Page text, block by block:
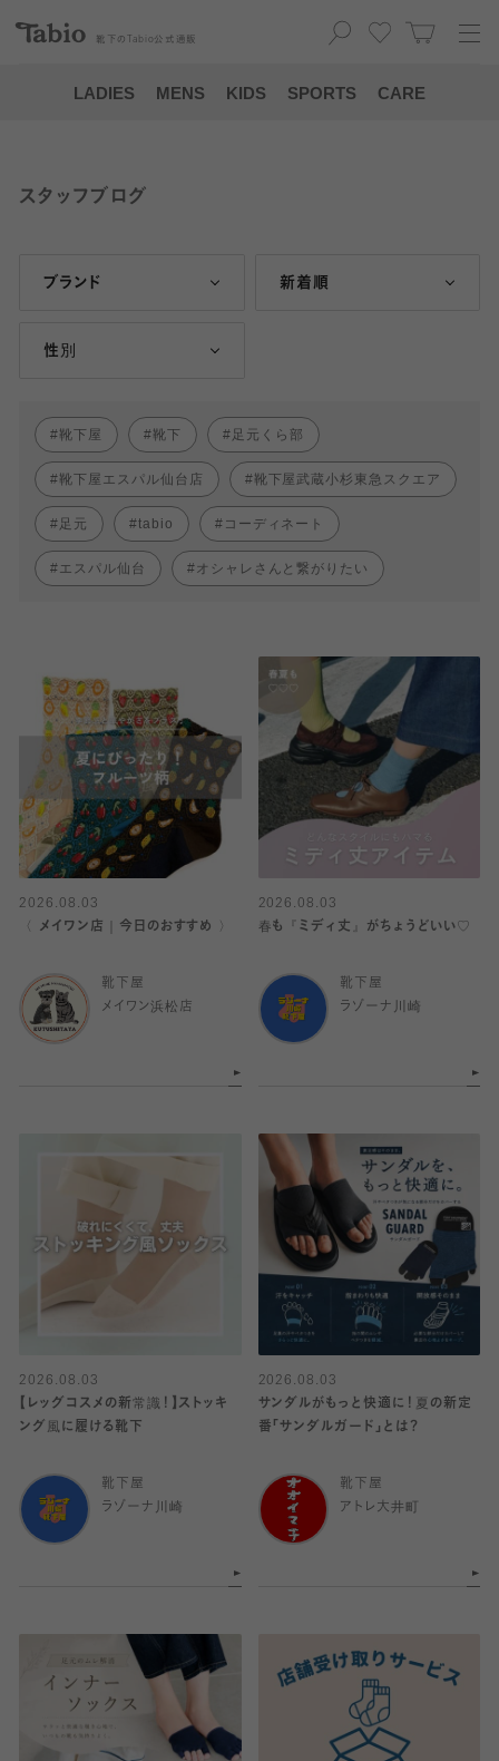
靴下の Tabio 公式通販
LADIES MENS KIDS SPORTS CARE
スタッフブログ
ブランド 新着順
性別
靴下屋 靴下 足元くら部
靴下屋エスパル仙台店 靴下屋武蔵小杉東急スクエア
足元 tabio コーディネート
エスパル仙台 オシャレさんと繋がりたい
2026.08.03
〈 メイワン店｜今日のおすすめ 〉
靴下屋
メイワン浜松店
2026.08.03
春も『ミディ丈』がちょうどいい♡
靴下屋
ラゾーナ川崎
2026.08.03
【レッグコスメの新常識！】ストッキ
ング風に履ける靴下
靴下屋
ラゾーナ川崎
2026.08.03
サンダルがもっと快適に！夏の新定
番「サンダルガード」とは？
靴下屋
アトレ大井町